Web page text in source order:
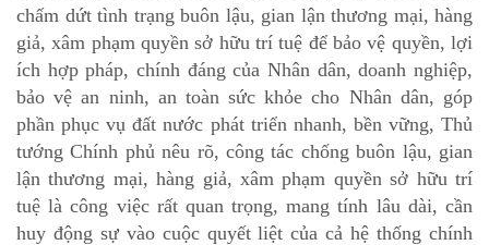
chấm dứt tình trạng buôn lậu, gian lận thương mại, hàng
giả, xâm phạm quyền sở hữu trí tuệ để bảo vệ quyền, lợi
ích hợp pháp, chính đáng của Nhân dân, doanh nghiệp,
bảo vệ an ninh, an toàn sức khỏe cho Nhân dân, góp
phần phục vụ đất nước phát triển nhanh, bền vững, Thủ
tướng Chính phủ nêu rõ, công tác chống buôn lậu, gian
lận thương mại, hàng giả, xâm phạm quyền sở hữu trí
tuệ là công việc rất quan trọng, mang tính lâu dài, cần
huy động sự vào cuộc quyết liệt của cả hệ thống chính